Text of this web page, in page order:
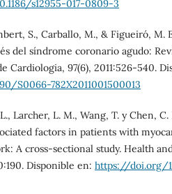
s12955-017-0809-3
S., Carballo, M., & Figueiró, M.
del síndrome coronario agudo:
Cardiologia, 97(6), 2011:526-540.
S0066-782X2011001500013
Larcher, L. M., Wang, T. y Chen,
factors in patients with
A cross-sectional study. Health
Disponible en: https://doi.org/